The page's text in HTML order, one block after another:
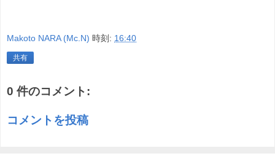
Makoto NARA (Mc.N) 時刻: 16:40
共有
0 件のコメント:
コメントを投稿